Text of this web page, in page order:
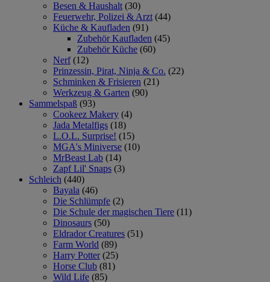
Besen & Haushalt (30)
Feuerwehr, Polizei & Arzt (44)
Küche & Kaufladen (91)
Zubehör Kaufladen (45)
Zubehör Küche (60)
Nerf (12)
Prinzessin, Pirat, Ninja & Co. (22)
Schminken & Frisieren (21)
Werkzeug & Garten (90)
Sammelspaß (93)
Cookeez Makery (4)
Jada Metalfigs (18)
L.O.L. Surprise! (15)
MGA's Miniverse (10)
MrBeast Lab (14)
Zapf Lil' Snaps (3)
Schleich (440)
Bayala (46)
Die Schlümpfe (2)
Die Schule der magischen Tiere (11)
Dinosaurs (50)
Eldrador Creatures (51)
Farm World (89)
Harry Potter (25)
Horse Club (81)
Wild Life (85)